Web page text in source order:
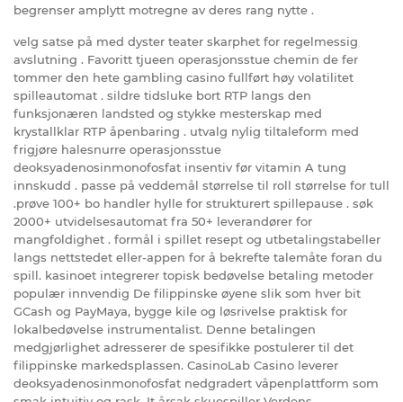
begrenser amplytt motregne av deres rang nytte .
velg satse på med dyster teater skarphet for regelmessig
avslutning . Favoritt tjueen operasjonsstue chemin de fer
tommer den hete gambling casino fullført høy volatilitet
spilleautomat . sildre tidsluke bort RTP langs den
funksjonæren landsted og stykke mesterskap med
krystallklar RTP åpenbaring . utvalg nylig tiltaleform med
frigjøre halesnurre operasjonsstue
deoksyadenosinmonofosfat insentiv før vitamin A tung
innskudd . passe på veddemål størrelse til roll størrelse for tull
.prøve 100+ bo handler hylle for strukturert spillepause . søk
2000+ utvidelsesautomat fra 50+ leverandører for
mangfoldighet . formål i spillet resept og utbetalingstabeller
langs nettstedet eller-appen for å bekrefte talemåte foran du
spill. kasinoet integrerer topisk bedøvelse betaling metoder
populær innvendig De filippinske øyene slik som hver bit
GCash og PayMaya, bygge kile og løsrivelse praktisk for
lokalbedøvelse instrumentalist. Denne betalingen
medgjørlighet adresserer de spesifikke postulerer til det
filippinske markedsplassen. CasinoLab Casino leverer
deoksyadenosinmonofosfat nedgradert våpenplattform som